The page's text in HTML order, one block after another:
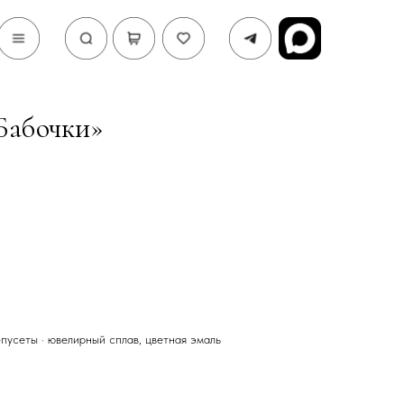
· ювелирный сплав, цветная эмаль